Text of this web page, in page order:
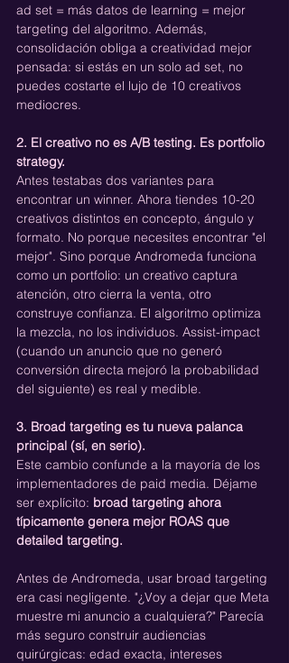
ad set = más datos de learning = mejor
targeting del algoritmo. Además,
consolidación obliga a creatividad mejor
pensada: si estás en un solo ad set, no
puedes costarte el lujo de 10 creativos
mediocres.
2. El creativo no es A/B testing. Es portfolio
strategy.
Antes testabas dos variantes para
encontrar un winner. Ahora tiendes 10-20
creativos distintos en concepto, ángulo y
formato. No porque necesites encontrar "el
mejor". Sino porque Andromeda funciona
como un portfolio: un creativo captura
atención, otro cierra la venta, otro
construye confianza. El algoritmo optimiza
la mezcla, no los individuos. Assist-impact
(cuando un anuncio que no generó
conversión directa mejoró la probabilidad
del siguiente) es real y medible.
3. Broad targeting es tu nueva palanca
principal (sí, en serio).
Este cambio confunde a la mayoría de los
implementadores de paid media. Déjame
ser explícito: broad targeting ahora
típicamente genera mejor ROAS que
detailed targeting.
Antes de Andromeda, usar broad targeting
era casi negligente. "¿Voy a dejar que Meta
muestre mi anuncio a cualquiera?" Parecía
más seguro construir audiencias
quirúrgicas: edad exacta, intereses